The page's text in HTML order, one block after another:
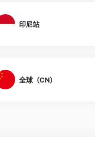
印尼站
全球（CN）